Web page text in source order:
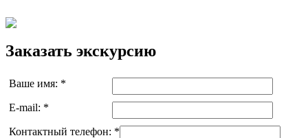
Заказать экскурсию
Ваше имя: *
E-mail: *
Контактный телефон: *